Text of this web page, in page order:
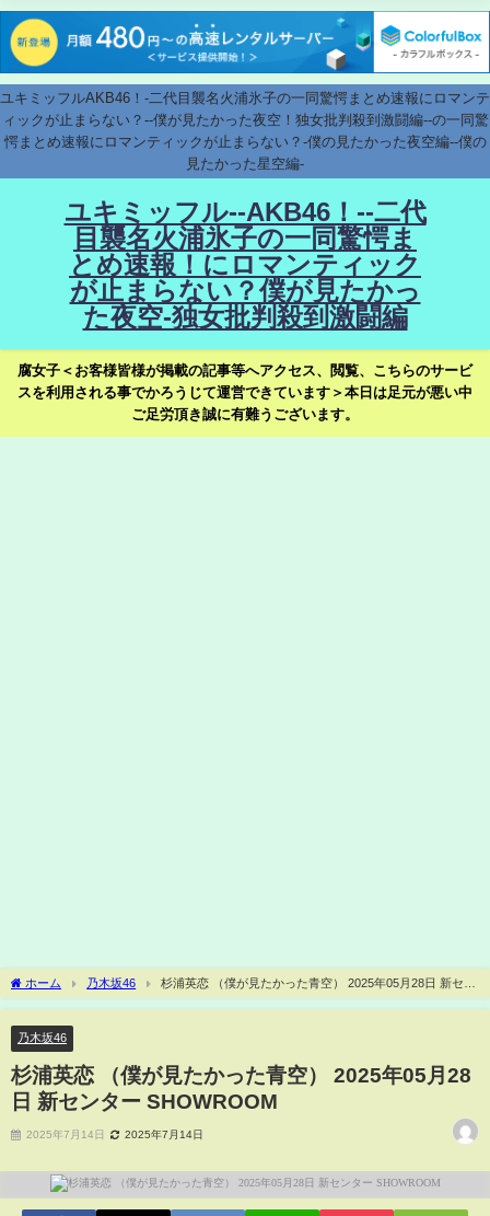
ユキミッフルAKB46！-二代目襲名火浦氷子の一同驚愕まとめ速報にロマンテ
ィックが止まらない？--僕が見たかった夜空！独女批判殺到激闘編--の一同驚
愕まとめ速報にロマンティックが止まらない？-僕の見たかった夜空編--僕の
見たかった星空編-
ユキミッフル--AKB46！--二代
目襲名火浦氷子の一同驚愕ま
とめ速報！にロマンティック
が止まらない？僕が見たかっ
た夜空-独女批判殺到激闘編
腐女子＜お客様皆様が掲載の記事等へアクセス、閲覧、こちらのサービ
スを利用される事でかろうじて運営できています＞本日は足元が悪い中
ご足労頂き誠に有難うございます。
ホーム 乃木坂46
杉浦英恋 （僕が見たかった青空） 2025年05月28日 新セン
ター SHOWROOM
乃木坂46
杉浦英恋 （僕が見たかった青空） 2025年05月28
日 新センター SHOWROOM
2025年7月14日 2025年7月14日